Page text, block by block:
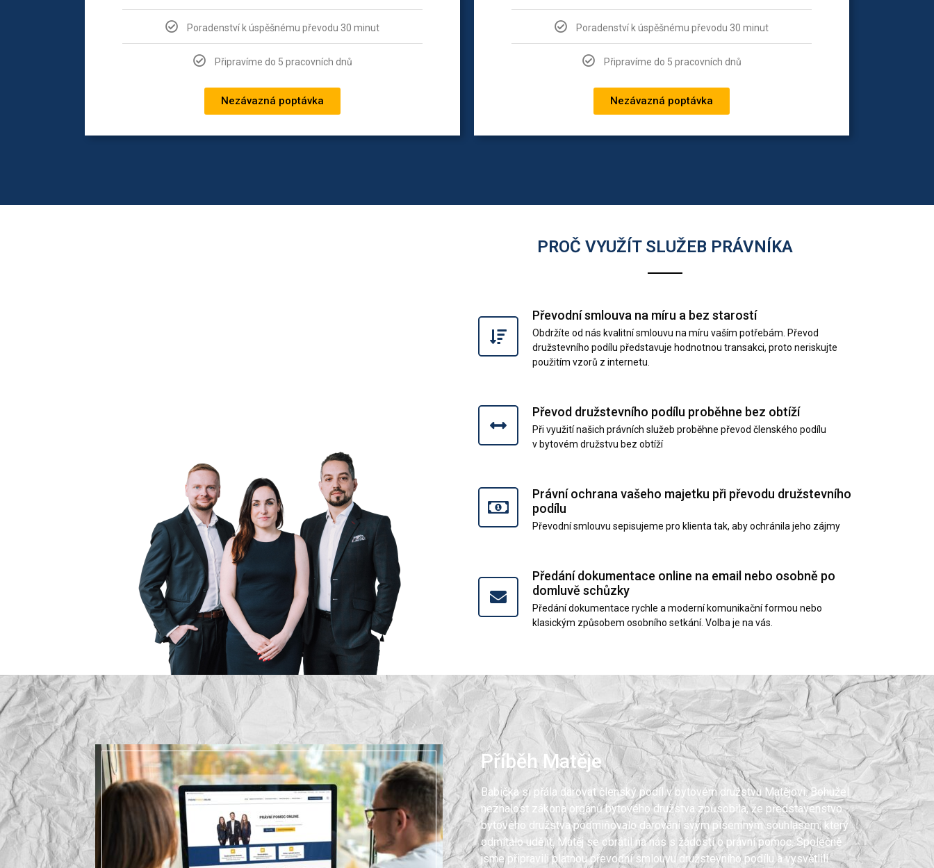
Poradenství k úspěšnému převodu 30 minut
Připravíme do 5 pracovních dnů
Nezávazná poptávka
Poradenství k úspěšnému převodu 30 minut
Připravíme do 5 pracovních dnů
Nezávazná poptávka
PROČ VYUŽÍT SLUŽEB PRÁVNÍKA
Převodní smlouva na míru a bez starostí
Obdržíte od nás kvalitní smlouvu na míru vaším potřebám. Převod
družstevního podílu představuje hodnotnou transakci, proto neriskujte
použitím vzorů z internetu.
Převod družstevního podílu proběhne bez obtíží
Při využití našich právních služeb proběhne převod členského podílu
v bytovém družstvu bez obtíží
Právní ochrana vašeho majetku při převodu družstevního
podílu
Převodní smlouvu sepisujeme pro klienta tak, aby ochránila jeho zájmy
Předání dokumentace online na email nebo osobně po
domluvě schůzky
Předání dokumentace rychle a moderní komunikační formou nebo
klasickým způsobem osobního setkání. Volba je na vás.
Příběh Matěje
Babička si přála darovat členský podíl v bytovém družstvu Matějovi. Bohužel
neznalost zákona orgánů bytového družstva způsobila, že představenstvo
bytového družstva podmiňovalo darování svým písemným souhlasem, který
odmítalo udělit. Matěj se obrátil na nás s žádostí o právní pomoc. Společně
jsme připravili platnou převodní smlouvu družstevního podílu a vysvětlili